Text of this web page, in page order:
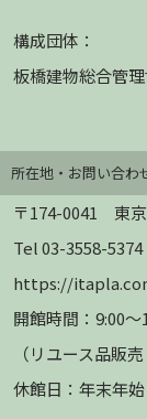
構成団体：
板橋建物総合管
所在地・お問い合わ
〒174-0041 東
Tel 03-3558-5374
https://
開館時間：9:00～
（リユース品販
休館日：年末年